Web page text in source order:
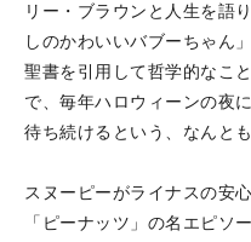
リー・ブラウンと人生を語
しのかわいいバブーちゃん
聖書を引用して哲学的なこ
で、毎年ハロウィーンの夜
待ち続けるという、なんと
スヌーピーがライナスの安
「ピーナッツ」の名エピソ